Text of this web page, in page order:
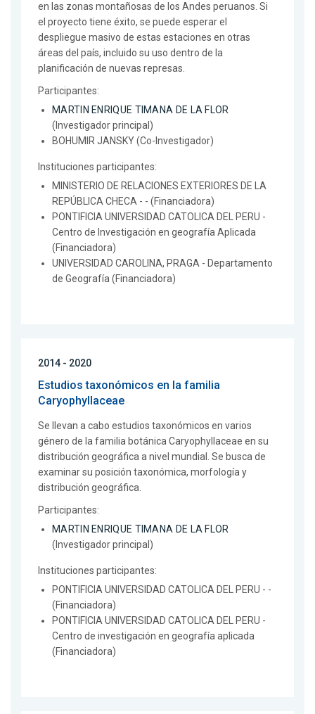
en las zonas montañosas de los Andes peruanos. Si
el proyecto tiene éxito, se puede esperar el
despliegue masivo de estas estaciones en otras
áreas del país, incluido su uso dentro de la
planificación de nuevas represas.
Participantes:
MARTIN ENRIQUE TIMANA DE LA FLOR
(Investigador principal)
BOHUMIR JANSKY (Co-Investigador)
Instituciones participantes:
MINISTERIO DE RELACIONES EXTERIORES DE LA
REPÚBLICA CHECA - - (Financiadora)
PONTIFICIA UNIVERSIDAD CATOLICA DEL PERU -
Centro de Investigación en geografía Aplicada
(Financiadora)
UNIVERSIDAD CAROLINA, PRAGA - Departamento
de Geografía (Financiadora)
2014 - 2020
Estudios taxonómicos en la familia
Caryophyllaceae
Se llevan a cabo estudios taxonómicos en varios
género de la familia botánica Caryophyllaceae en su
distribución geográfica a nivel mundial. Se busca de
examinar su posición taxonómica, morfología y
distribución geográfica.
Participantes:
MARTIN ENRIQUE TIMANA DE LA FLOR
(Investigador principal)
Instituciones participantes:
PONTIFICIA UNIVERSIDAD CATOLICA DEL PERU - -
(Financiadora)
PONTIFICIA UNIVERSIDAD CATOLICA DEL PERU -
Centro de investigación en geografía aplicada
(Financiadora)